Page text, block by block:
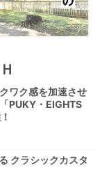
ワク感を加速させ
PUKY・EIGHTS
クラシックカスタ